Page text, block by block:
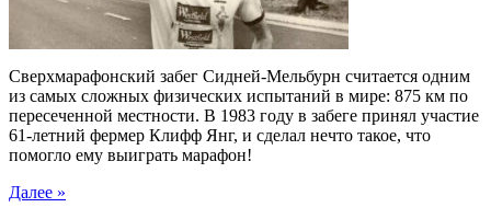
Сверхмарафонский забег Сидней-Мельбурн считается одним
из самых сложных физических испытаний в мире: 875 км по
пересеченной местности. В 1983 году в забеге принял участие
61-летний фермер Клифф Янг, и сделал нечто такое, что
помогло ему выиграть марафон!
Далее »